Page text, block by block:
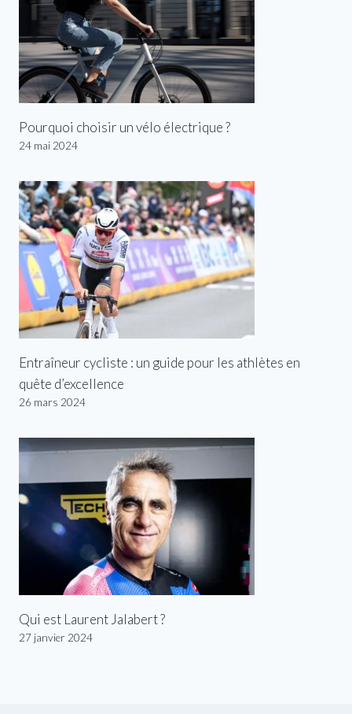
Pourquoi choisir un vélo électrique ?
24 mai 2024
Entraîneur cycliste : un guide pour les athlètes en
quête d’excellence
26 mars 2024
Qui est Laurent Jalabert ?
27 janvier 2024